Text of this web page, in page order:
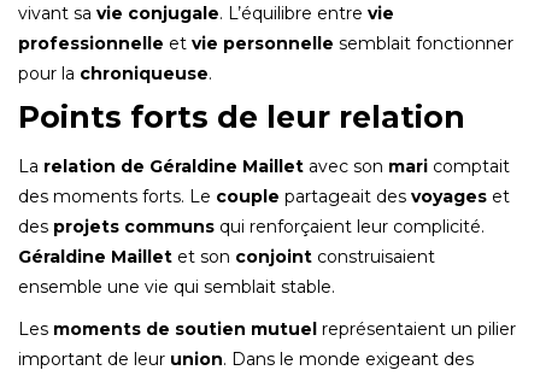
vivant sa vie conjugale. L’équilibre entre vie
professionnelle et vie personnelle semblait fonctionner
pour la chroniqueuse.
Points forts de leur relation
La relation de Géraldine Maillet avec son mari comptait
des moments forts. Le couple partageait des voyages et
des projets communs qui renforçaient leur complicité.
Géraldine Maillet et son conjoint construisaient
ensemble une vie qui semblait stable.
Les moments de soutien mutuel représentaient un pilier
important de leur union. Dans le monde exigeant des